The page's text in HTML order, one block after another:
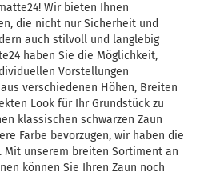
Wir bieten Ihnen
die nicht nur Sicherheit und
auch stilvoll und langlebig
haben Sie die Möglichkeit,
Vorstellungen
verschiedenen Höhen, Breiten
Look für Ihr Grundstück zu
klassischen schwarzen Zaun
Farbe bevorzugen, wir haben die
Mit unserem breiten Sortiment an
können Sie Ihren Zaun noch